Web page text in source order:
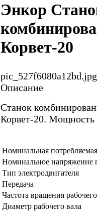
Энкор
Корвет-20
pic_527f6080a12bd.jpg
Описание
Станок
Корвет-20. Мощность
Номинальная
Номинальное напряжение
Тип электродвигателя
Передача
Частота вращения
Диаметр рабочего вала